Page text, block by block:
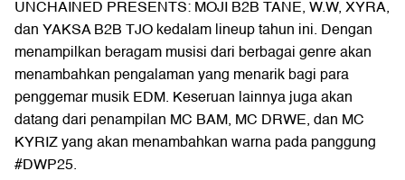
UNCHAINED PRESENTS: MOJI B2B TANE, W.W, XYRA,
dan YAKSA B2B TJO kedalam lineup tahun ini. Dengan
menampilkan beragam musisi dari berbagai genre akan
menambahkan pengalaman yang menarik bagi para
penggemar musik EDM. Keseruan lainnya juga akan
datang dari penampilan MC BAM, MC DRWE, dan MC
KYRIZ yang akan menambahkan warna pada panggung
#DWP25.